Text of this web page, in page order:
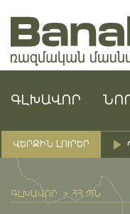
ԳԼԽԱՎՈՐ
ՎԵՐՋԻՆ ԼՈՒՐԵՐ
ԳԼԽԱՎՈՐ ՀՀ ՊՆ